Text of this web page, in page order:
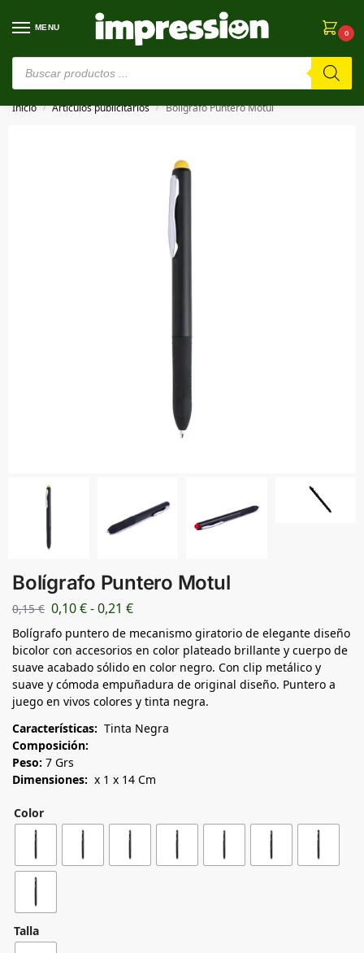
MENU
0
⚠️ Estamos en pruebas. Si algo falla, ¡Perdón!⚠️
Inicio / Artículos publicitarios / Bolígrafo Puntero Motul
Bolígrafo Puntero Motul
0,15€ 0,10€-0,21 €
Bolígrafo puntero de mecanismo giratorio de elegante diseño
bicolor con accesorios en color plateado brillante y cuerpo de
suave acabado sólido en color negro. Con clip metálico y
suave y cómoda empuñadura de original diseño. Puntero a
juego en vivos colores y tinta negra.
Características: Tinta Negra
Composición:
Peso: 7 Grs
Dimensiones: x 1 x 14 Cm
Color
Talla